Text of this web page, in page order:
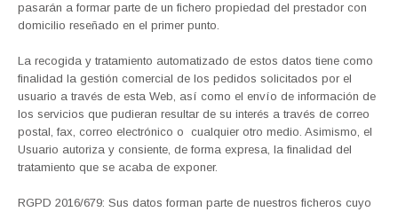
pasarán a formar parte de un fichero propiedad del prestador con
domicilio reseñado en el primer punto.
La recogida y tratamiento automatizado de estos datos tiene como
finalidad la gestión comercial de los pedidos solicitados por el
usuario a través de esta Web, así como el envío de información de
los servicios que pudieran resultar de su interés a través de correo
postal, fax, correo electrónico o cualquier otro medio. Asimismo, el
Usuario autoriza y consiente, de forma expresa, la finalidad del
tratamiento que se acaba de exponer.
RGPD 2016/679: Sus datos forman parte de nuestros ficheros cuyo